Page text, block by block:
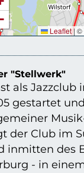
Leaflet| ©
"Stellwerk"
als Jazzclub
gestartet
der Club im
inmitten des
- in